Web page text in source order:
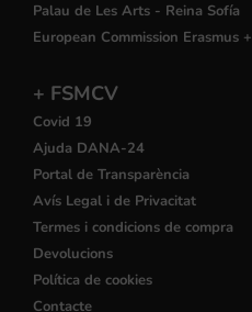
Palau de Les Arts - Reina Sofía
European Commission Erasmus +
+ FSMCV
Covid 19
Ajuda DANA-24
Portal de Transparència
Avís Legal i de Privacitat
Termes i condicions de compra
Devolucions
Política de cookies
Contacte